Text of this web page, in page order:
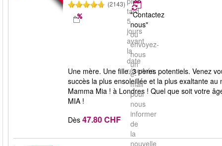
tard
5
jours
avant
la
date
réservée.
(2143)
"Contactez
nous"
ou
envoyez-
nous
un
e-
mail
pour
nous
informer
de
la
nouvelle
Une mère. Une fille. 3 pères potentiels. Venez
succès la plus ensoleillée et la plus exaltante
Mamma Mia ! à Londres ! Quel que soit votre
MIA !
Dès 47.80 CHF